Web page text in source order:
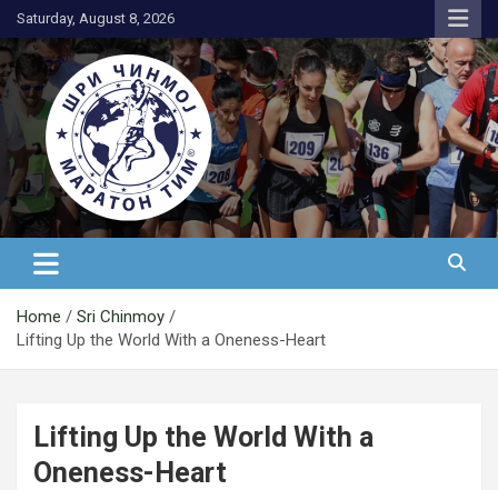
Skip
to
content
Saturday, August 8, 2026
АК Шри Чинмој – Шри Чинмој
Маратон Тим®
Home
Sri Chinmoy
Lifting Up the World With a Oneness-Heart
Lifting Up the World With a
Oneness-Heart